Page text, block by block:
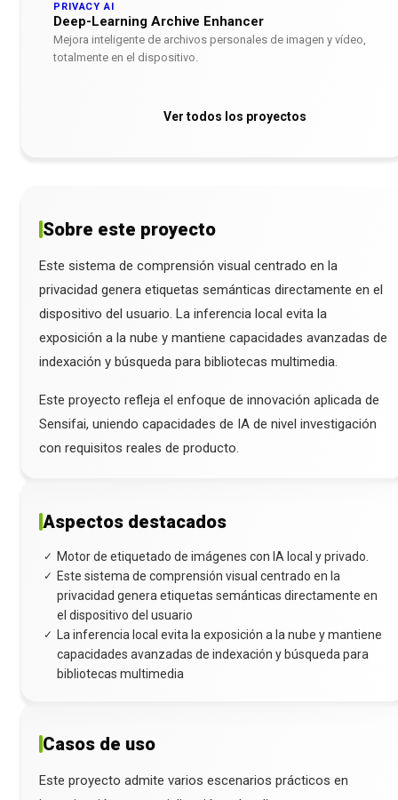
Sobre este proyecto
Este sistema de comprensión visual centrado en la
privacidad genera etiquetas semánticas directamente en el
dispositivo del usuario. La inferencia local evita la
exposición a la nube y mantiene capacidades avanzadas de
indexación y búsqueda para bibliotecas multimedia.
Este proyecto refleja el enfoque de innovación aplicada de
Sensifai, uniendo capacidades de IA de nivel investigación
con requisitos reales de producto.
Aspectos destacados
✓ Motor de etiquetado de imágenes con IA local y privado.
✓
Este sistema de comprensión visual centrado en la
privacidad genera etiquetas semánticas directamente en
el dispositivo del usuario
✓
La inferencia local evita la exposición a la nube y mantiene
capacidades avanzadas de indexación y búsqueda para
bibliotecas multimedia
Casos de uso
Este proyecto admite varios escenarios prácticos en
PRIVACY AI
Deep-Learning Archive Enhancer
Mejora inteligente de archivos personales de imagen y vídeo,
totalmente en el dispositivo.
Ver todos los proyectos